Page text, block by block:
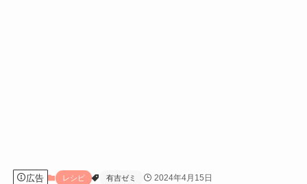
広告 レシピ 有吉ゼミ 2024年4月15日